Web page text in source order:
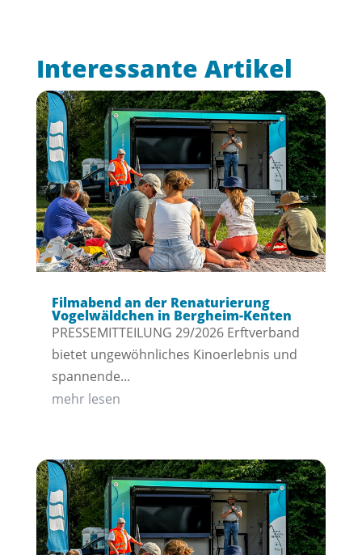
Interessante Artikel
Filmabend an der Renaturierung
Vogelwäldchen in Bergheim-Kenten
PRESSEMITTEILUNG 29/2026 Erftverband
bietet ungewöhnliches Kinoerlebnis und
spannende...
mehr lesen